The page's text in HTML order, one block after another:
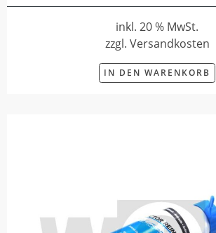
inkl. 20 % MwSt.
zzgl. Versandkosten
IN DEN WARENKORB